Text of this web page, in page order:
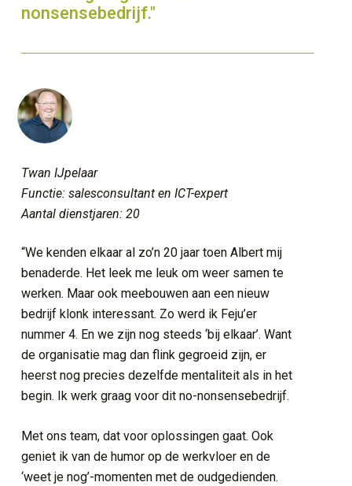
nonsensebedrijf."
Twan IJpelaar
Functie: salesconsultant en ICT-expert
Aantal dienstjaren: 20
“We kenden elkaar al zo’n 20 jaar toen Albert mij
benaderde. Het leek me leuk om weer samen te
werken. Maar ook meebouwen aan een nieuw
bedrijf klonk interessant. Zo werd ik Feju’er
nummer 4. En we zijn nog steeds ‘bij elkaar’. Want
de organisatie mag dan flink gegroeid zijn, er
heerst nog precies dezelfde mentaliteit als in het
begin. Ik werk graag voor dit no-nonsensebedrijf.
Met ons team, dat voor oplossingen gaat. Ook
geniet ik van de humor op de werkvloer en de
‘weet je nog’-momenten met de oudgedienden.